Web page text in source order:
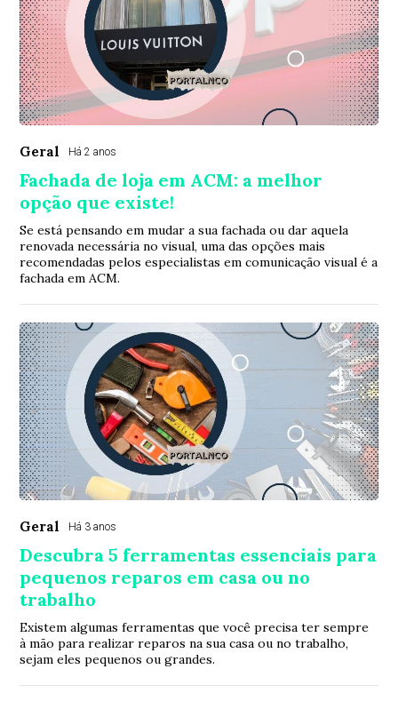
Geral Há 2 anos
Fachada de loja em ACM: a melhor
opção que existe!
Se está pensando em mudar a sua fachada ou dar aquela
renovada necessária no visual, uma das opções mais
recomendadas pelos especialistas em comunicação visual é a
fachada em ACM.
Geral Há 3 anos
Descubra 5 ferramentas essenciais para
pequenos reparos em casa ou no
trabalho
Existem algumas ferramentas que você precisa ter sempre
à mão para realizar reparos na sua casa ou no trabalho,
sejam eles pequenos ou grandes.